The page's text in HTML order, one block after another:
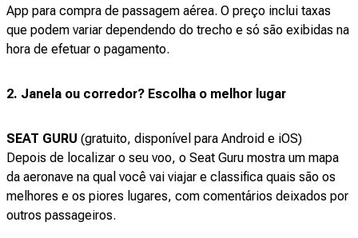
App para compra de passagem aérea. O preço inclui taxas
que podem variar dependendo do trecho e só são exibidas na
hora de efetuar o pagamento.
2. Janela ou corredor? Escolha o melhor lugar
SEAT GURU (gratuito, disponível para Android e iOS)
Depois de localizar o seu voo, o Seat Guru mostra um mapa
da aeronave na qual você vai viajar e classifica quais são os
melhores e os piores lugares, com comentários deixados por
outros passageiros.